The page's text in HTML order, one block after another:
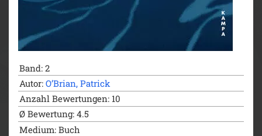
Band: 2
Autor: O’Brian, Patrick
Anzahl Bewertungen: 10
Ø Bewertung: 4.5
Medium: Buch